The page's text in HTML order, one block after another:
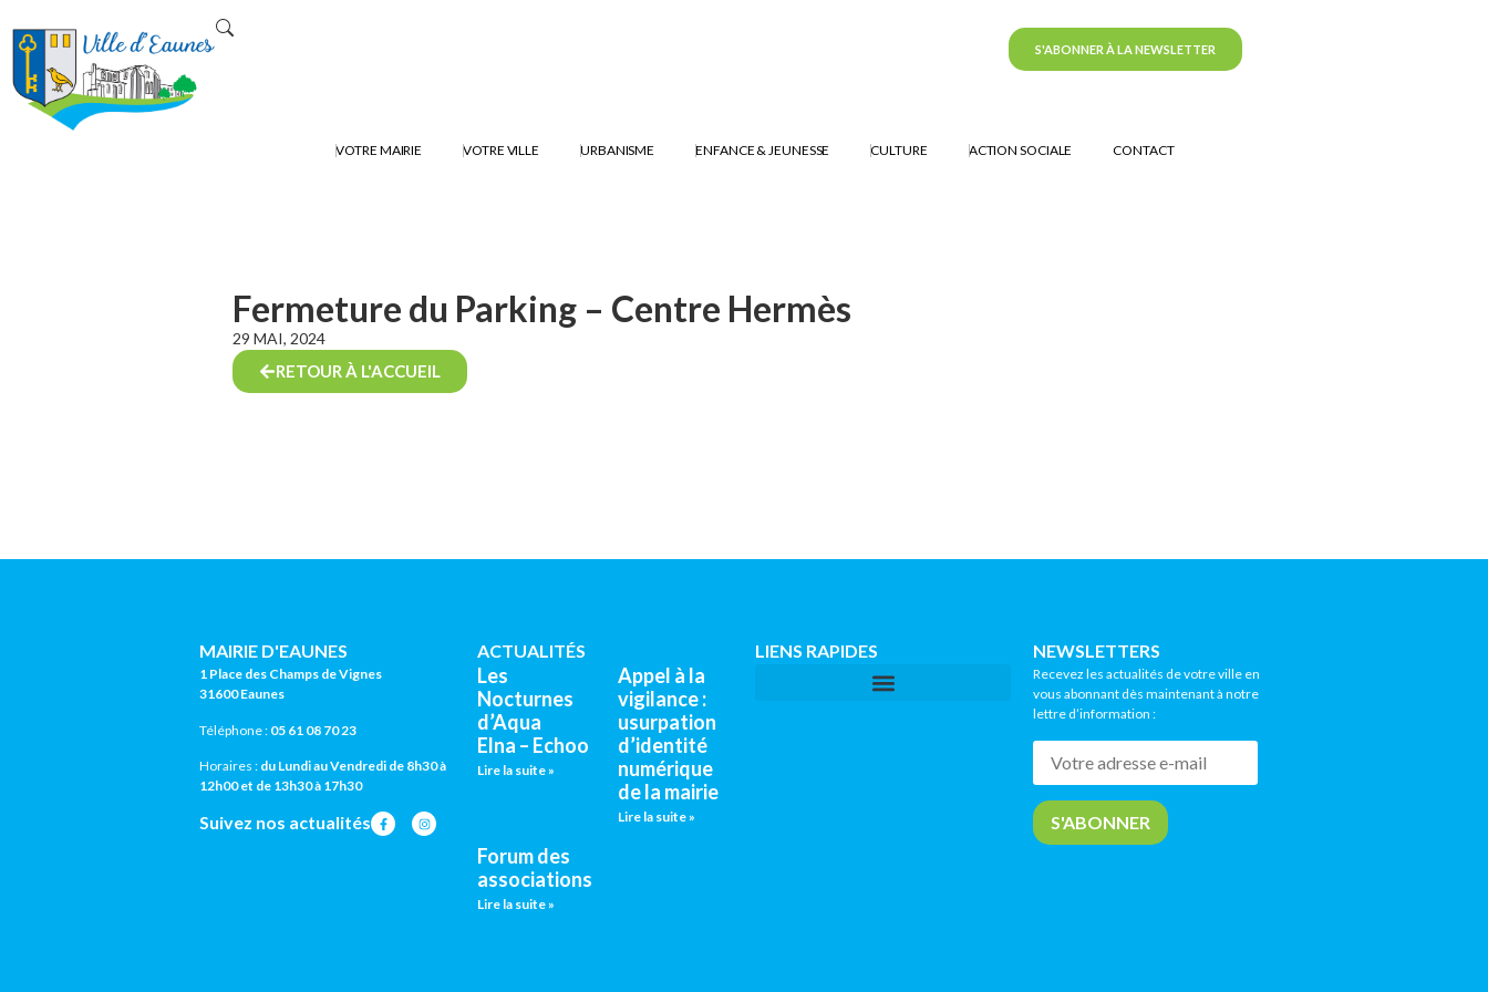
VOTRE MAIRIE VOTRE VILLE URBANISME ENFANCE & JEUNESSE CULTURE ACTION SOCIALE CONTACT
S'ABONNER À LA NEWSLETTER
Fermeture du Parking – Centre Hermès
29 MAI, 2024
RETOUR À L'ACCUEIL
MAIRIE D'EAUNES
1 Place des Champs de Vignes
31600 Eaunes
Téléphone : 05 61 08 70 23
Horaires : du Lundi au Vendredi de 8h30 à
12h00 et de 13h30 à 17h30
Suivez nos actualités
ACTUALITÉS
Les
Nocturnes
d’Aqua
Elna – Echoo
Lire la suite »
Appel à la
vigilance :
usurpation
d’identité
numérique
de la mairie
Lire la suite »
Forum des
associations
Lire la suite »
LIENS RAPIDES NEWSLETTERS
Recevez les actualités de votre ville en
vous abonnant dès maintenant à notre
lettre d’information :